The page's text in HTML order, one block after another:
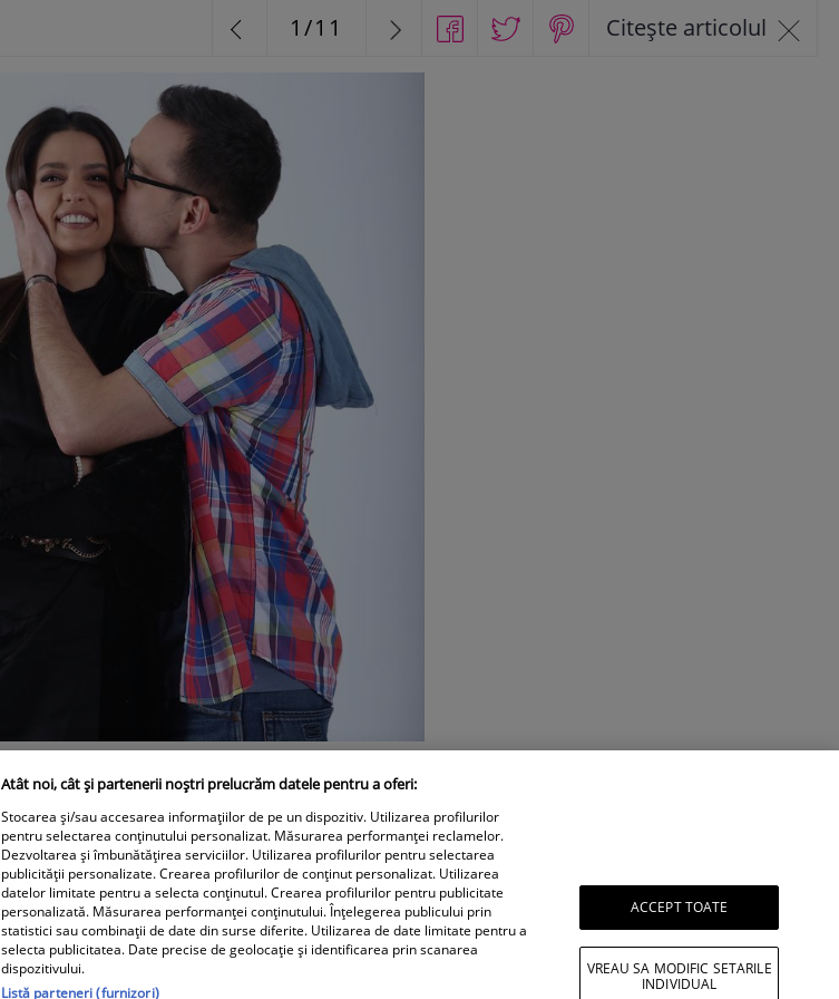
Citește articolul
1 /11
Atât noi, cât și partenerii noștri prelucrăm datele pentru a oferi:
Stocarea și/sau accesarea informațiilor de pe un dispozitiv. Utilizarea profilurilor
pentru selectarea conținutului personalizat. Măsurarea performanței reclamelor.
Dezvoltarea și îmbunătățirea serviciilor. Utilizarea profilurilor pentru selectarea
publicității personalizate. Crearea profilurilor de conținut personalizat. Utilizarea
datelor limitate pentru a selecta conținutul. Crearea profilurilor pentru publicitate
personalizată. Măsurarea performanței conținutului. Înțelegerea publicului prin
statistici sau combinații de date din surse diferite. Utilizarea de date limitate pentru a
selecta publicitatea. Date precise de geolocație și identificarea prin scanarea
dispozitivului.
Listă parteneri (furnizori)
ACCEPT TOATE
VREAU SA MODIFIC SETARILE
INDIVIDUAL